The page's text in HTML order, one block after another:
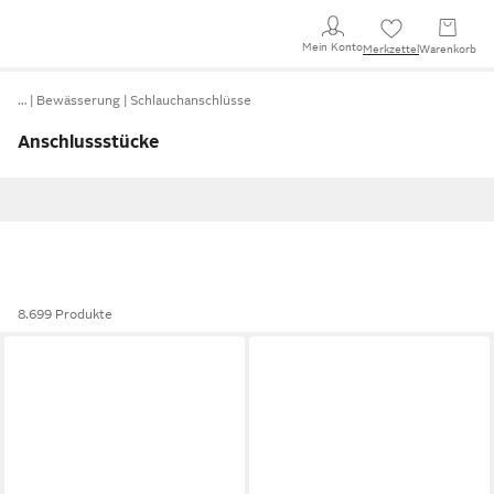
Mein KontoMerkzettel Warenkorb
… Bewässerung Schlauchanschlüsse
Anschlussstücke
8.699 Produkte